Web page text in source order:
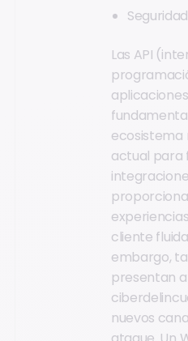
Las API
ecosistema
actual para
cliente
embargo,
presentan
nuevos